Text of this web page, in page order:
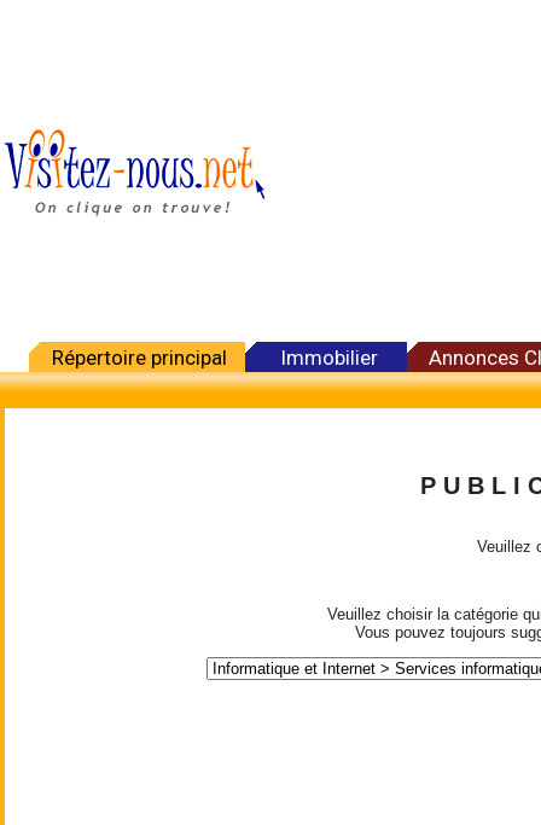
Répertoire principal Immobilier Annonces
P U B L I
Veuillez
Veuillez choisir la catégorie
Vous pouvez toujours